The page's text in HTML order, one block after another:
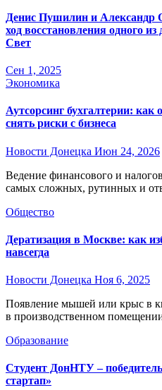
Денис Пушилин и Александр
ход восстановления одного
Свет
Сен 1, 2025
Экономика
Аутсорсинг бухгалтерии: как
снять риски с бизнеса
Новости Донецка Июн 24, 2026
Ведение финансового и налогового учета — это одна из
самых сложных, рутинных и
Общество
Дератизация в Москве: как
навсегда
Новости Донецка Ноя 6, 2025
Появление мышей или крыс в квартире, офисе, на складе или
в производственном
Образование
Студент ДонНТУ –
стартап»